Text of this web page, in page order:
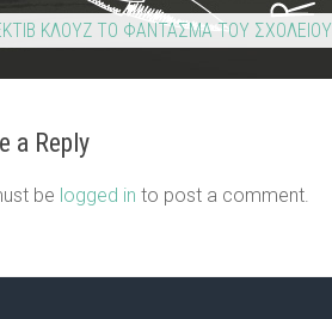
ΚΛΟΥΖ ΤΟ ΦΑΝΤΑΣΜΑ ΤΟΥ ΣΧΟΛΕΙΟΥ
a Reply
be logged in to post a comment.